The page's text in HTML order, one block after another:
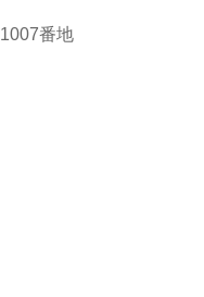
1007番地